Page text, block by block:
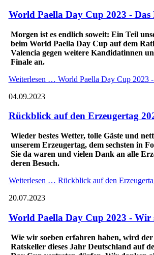
World Paella Day Cup 2023 - Das
Morgen ist es endlich soweit: Ein Teil
beim World Paella Day Cup auf dem
Valencia gegen weitere Kandidatinnen
Finale an.
Weiterlesen … World Paella Day Cup 2023
04.09.2023
Rückblick auf den Erzeugertag
Wieder bestes Wetter, tolle Gäste und
unserem Erzeugertag, dem sechsten in
Sie da waren und vielen Dank an alle
deren Besuch.
Weiterlesen … Rückblick auf den
20.07.2023
World Paella Day Cup 2023 - Wir
Wie wir soeben erfahren haben, wird
Ratskeller dieses Jahr Deutschland auf